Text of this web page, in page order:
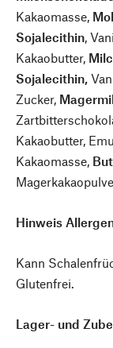
Kakaomasse,
Sojalecithin,
Kakaobutter,
Sojalecithin,
Zucker,
Kakaobutter,
Kakaomasse,
Hinweis
Kann
Glutenfrei.
Lager- und